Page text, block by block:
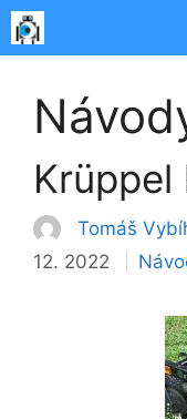
Přeskočit
na
Krüppel
Tomáš
12. 2022